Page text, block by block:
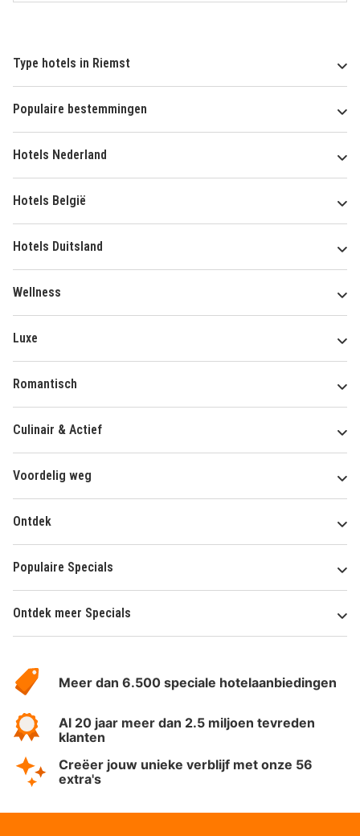
Type hotels in Riemst
Populaire bestemmingen
Hotels Nederland
Hotels België
Hotels Duitsland
Wellness
Luxe
Romantisch
Culinair & Actief
Voordelig weg
Ontdek
Populaire Specials
Ontdek meer Specials
HotelSpecials
Meer dan 6.500 speciale hotelaanbiedingen
Al 20 jaar meer dan 2.5 miljoen tevreden
klanten
Creëer jouw unieke verblijf met onze 56
extra's